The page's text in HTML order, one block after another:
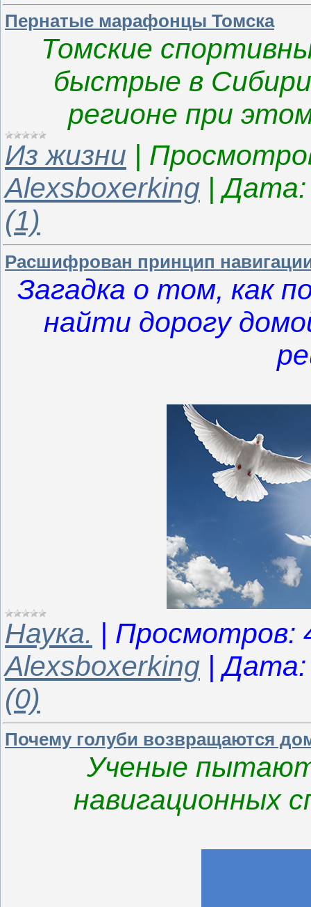
Пернатые марафонцы Томска
Томские
быстрые в
регионе при
Из жизни |
Alexsboxerking |Дата:
(1)
Расшифрован принцип
Загадка о том, как
найти дорогу
Наука. | Просмотров:
Alexsboxerking |Дата:
(0)
Почему голуби возвращаются
Ученые
навигационных